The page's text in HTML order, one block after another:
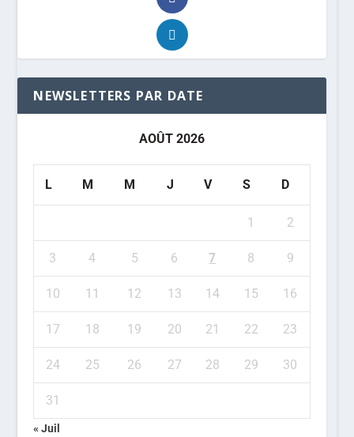
NEWSLETTERS PAR DATE
AOÛT 2026
L M M J V S D
1 2
3 4 5 6 7 8 9
10 11 12 13 14 15 16
17 18 19 20 21 22 23
24 25 26 27 28 29 30
31
« Juil